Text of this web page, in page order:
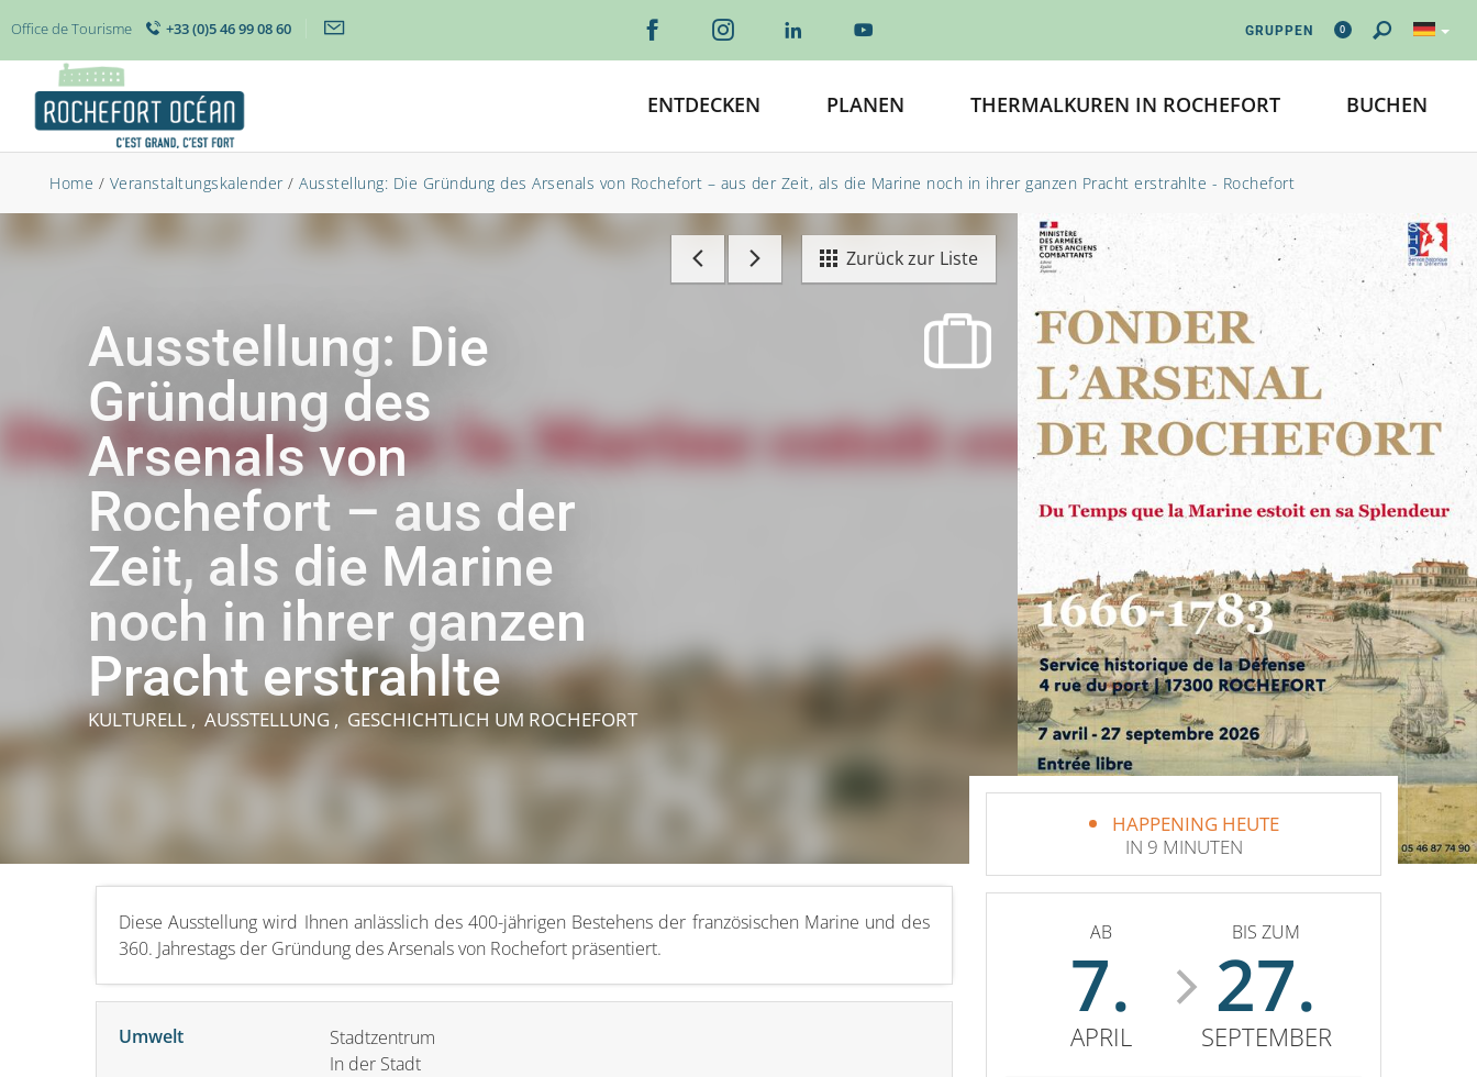
Office de Tourisme +33 (0)5 46 99 08 60 GRUPPEN 0
ENTDECKEN PLANEN THERMALKUREN IN ROCHEFORT BUCHEN
Home / Veranstaltungskalender/ Ausstellung: Die Gründung des Arsenals von Rochefort – aus der Zeit, als die Marine noch in ihrer ganzen Pracht erstrahlte - Rochefort
Zurück zur Liste
Ausstellung: Die
Gründung des
Arsenals von
Rochefort – aus der
Zeit, als die Marine
noch in ihrer ganzen
Pracht erstrahlte
KULTURELL , AUSSTELLUNG , GESCHICHTLICH UM ROCHEFORT
Diese Ausstellung wird Ihnen anlässlich des 400-jährigen Bestehens der französischen Marine und des
360. Jahrestags der Gründung des Arsenals von Rochefort präsentiert.
Umwelt
Stadtzentrum
In der Stadt
HAPPENING HEUTE
IN 9 MINUTEN
AB
7.
APRIL
BIS ZUM
27.
SEPTEMBER